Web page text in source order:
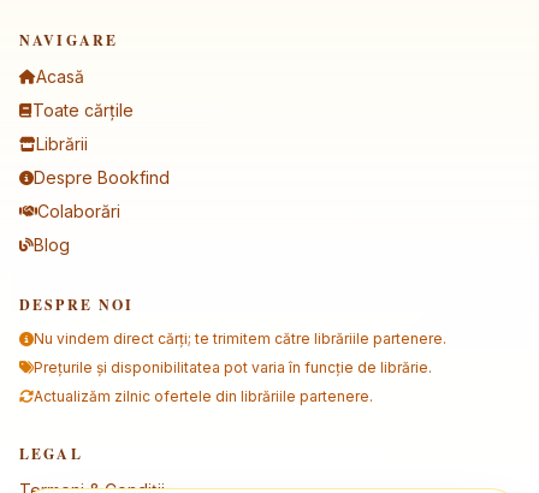
NAVIGARE
Acasă
Toate cărțile
Librării
Despre Bookfind
Colaborări
Blog
DESPRE NOI
Nu vindem direct cărți; te trimitem către librăriile partenere.
Prețurile și disponibilitatea pot varia în funcție de librărie.
Actualizăm zilnic ofertele din librăriile partenere.
LEGAL